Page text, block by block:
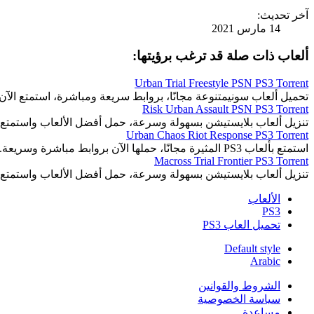
آخر تحديث:
14 مارس 2021
ألعاب ذات صلة قد ترغب برؤيتها:
Urban Trial Freestyle PSN PS3 Torrent
تحميل ألعاب سونيمتنوعة مجانًا، بروابط سريعة ومباشرة، استمتع
Risk Urban Assault PSN PS3 Torrent
تنزيل ألعاب بلايستيشن بسهولة وسرعة، حمل أفضل الألعاب
Urban Chaos Riot Response PS3 Torrent
استمتع بألعاب PS3 المثيرة مجانًا، حملها الآن بروابط مباشرة وسريعة.
Macross Trial Frontier PS3 Torrent
تنزيل ألعاب بلايستيشن بسهولة وسرعة، حمل أفضل الألعاب
الألعاب
PS3
تحميل العاب PS3
Default style
Arabic
الشروط والقوانين
سياسة الخصوصية